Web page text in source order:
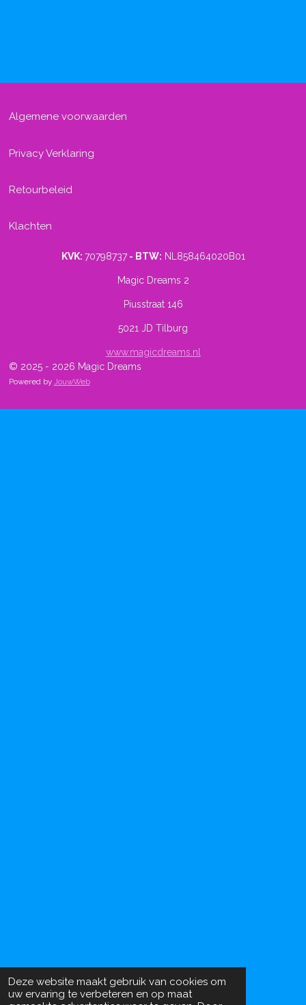
Deze website maakt gebruik van cookies om
uw ervaring te verbeteren en op maat
Algemene voorwaarden
Privacy Verklaring
Retourbeleid
Klachten
KVK: 70798737- BTW: NL858464020B01
Magic Dreams 2
Piusstraat 146
5021 JD Tilburg
www.magicdreams.nl
© 2025 - 2026 Magic Dreams
Powered by JouwWeb